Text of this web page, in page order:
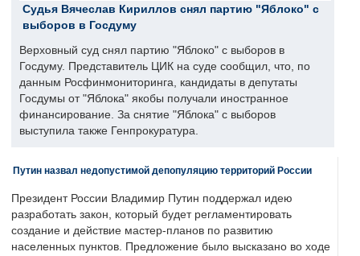
Судья Вячеслав Кириллов снял партию "Яблоко" с
выборов в Госдуму
Верховный суд снял партию "Яблоко" с выборов в
Госдуму. Представитель ЦИК на суде сообщил, что, по
данным Росфинмониторинга, кандидаты в депутаты
Госдумы от "Яблока" якобы получали иностранное
финансирование. За снятие "Яблока" с выборов
выступила также Генпрокуратура.
Путин назвал недопустимой депопуляцию территорий России
Президент России Владимир Путин поддержал идею
разработать закон, который будет регламентировать
создание и действие мастер-планов по развитию
населенных пунктов. Предложение было высказано во ходе